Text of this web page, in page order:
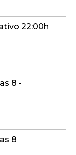
22:00h
8 -
8